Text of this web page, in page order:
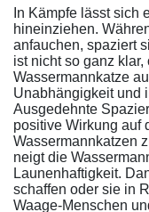
In Kämpfe lässt sich
hineinziehen.
anfauchen, spaziert
ist nicht so ganz
Wassermannkatze
Unabhängigkeit und
Ausgedehnte
positive Wirkung auf
Wassermannkatzen
neigt die
Launenhaftigkeit.
schaffen oder sie in
Waage-Menschen